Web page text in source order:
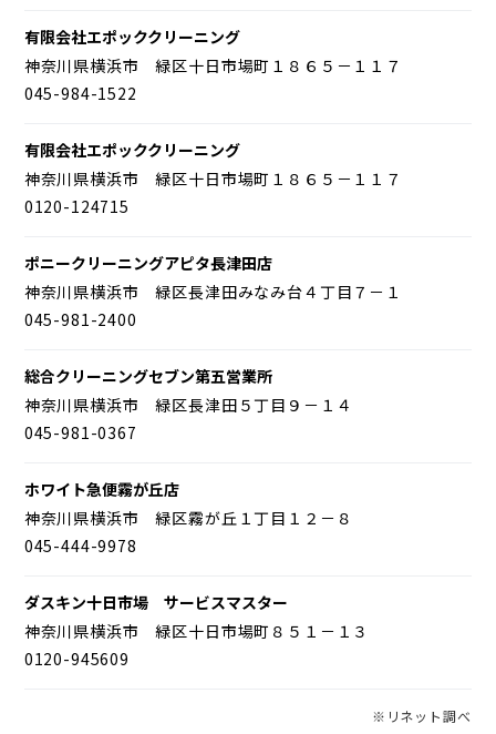
有限会社エポッククリーニング
神奈川県横浜市 緑区十日市場町１８６５－１１７
045-984-1522
有限会社エポッククリーニング
神奈川県横浜市 緑区十日市場町１８６５－１１７
0120-124715
ポニークリーニングアピタ長津田店
神奈川県横浜市 緑区長津田みなみ台４丁目７－１
045-981-2400
総合クリーニングセブン第五営業所
神奈川県横浜市 緑区長津田５丁目９－１４
045-981-0367
ホワイト急便霧が丘店
神奈川県横浜市 緑区霧が丘１丁目１２－８
045-444-9978
ダスキン十日市場 サービスマスター
神奈川県横浜市 緑区十日市場町８５１－１３
0120-945609
※リネット調べ